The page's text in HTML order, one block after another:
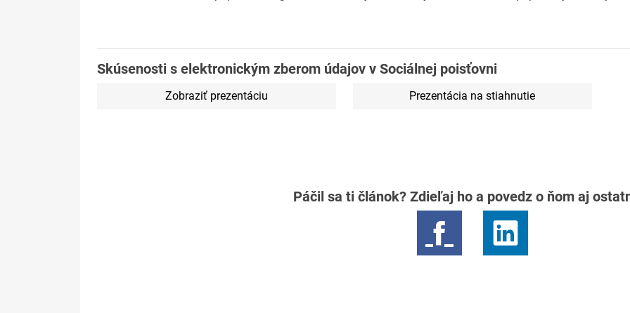
Skúsenosti s elektronickým zberom údajov v Sociálnej poisťovni
Zobraziť prezentáciu Prezentácia na stiahnutie
Páčil sa ti článok? Zdieľaj ho a povedz o ňom aj